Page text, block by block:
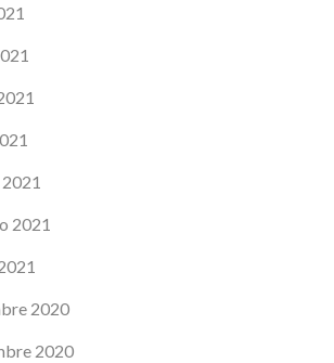
2021
2020
2020